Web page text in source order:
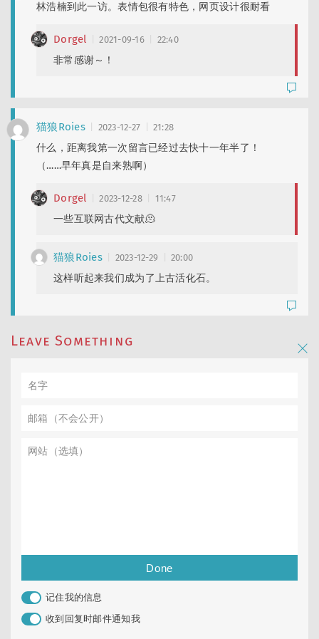
林浩楠到此一访。表情包很有特色，网页设计很耐看
Dorgel 2021-09-16 22:40
非常感谢～！
猫狼Roies 2023-12-27 21:28
什么，距离我第一次留言已经过去快十一年半了！
（……早年真是自来熟啊）
Dorgel 2023-12-28 11:47
一些互联网古代文献🫠
猫狼Roies 2023-12-29 20:00
这样听起来我们成为了上古活化石。
Leave Something
记住我的信息
收到回复时邮件通知我